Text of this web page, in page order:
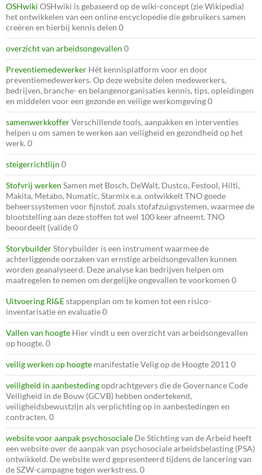
OSHwiki OSHwiki is gebaseerd op de wiki-concept (zie Wikipedia)
het ontwikkelen van een online encyclopedie die gebruikers samen
creëren en hierbij kennis delen 0
overzicht van arbeidsongevallen 0
Preventiemedewerker Hét kennisplatform voor en door
preventiemedewerkers. Op deze website delen medewerkers,
bedrijven, branche- en belangenorganisaties kennis, tips, opleidingen
en middelen voor een gezonde en veilige werkomgeving 0
samenwerkkofferVerschillende tools, aanpakken en interventies
helpen u om samen te werken aan veiligheid en gezondheid op het
werk. 0
steigerrichtlijn 0
Stofvrij werken Samen met Bosch, DeWalt, Dustco, Festool, Hilti,
Makita, Metabo, Numatic, Starmix e.a. ontwikkelt TNO goede
beheerssystemen voor fijnstof, zoals stofafzuigsystemen, waarmee de
blootstelling aan deze stoffen tot wel 100 keer afneemt. TNO
beoordeelt (valide 0
StorybuilderStorybuilder is een instrument waarmee de
achterliggende oorzaken van ernstige arbeidsongevallen kunnen
worden geanalyseerd. Deze analyse kan bedrijven helpen om
maatregelen te nemen om dergelijke ongevallen te voorkomen 0
Uitvoering RI&Estappenplan om te komen tot een risico-
inventarisatie en evaluatie 0
Vallen van hoogte Hier vindt u een overzicht van arbeidsongevallen
op hoogte. 0
veilig werken op hoogte manifestatie Velig op de Hoogte 2011 0
veiligheid in aanbestedingopdrachtgevers die de Governance Code
Veiligheid in de Bouw (GCVB) hebben ondertekend,
veiligheidsbewustzijn als verplichting op in aanbestedingen en
contracten. 0
website voor aanpak psychosociale De Stichting van de Arbeid heeft
een website over de aanpak van psychosociale arbeidsbelasting (PSA)
ontwikkeld. De website werd gepresenteerd tijdens de lancering van
de SZW-campagne tegen werkstress. 0